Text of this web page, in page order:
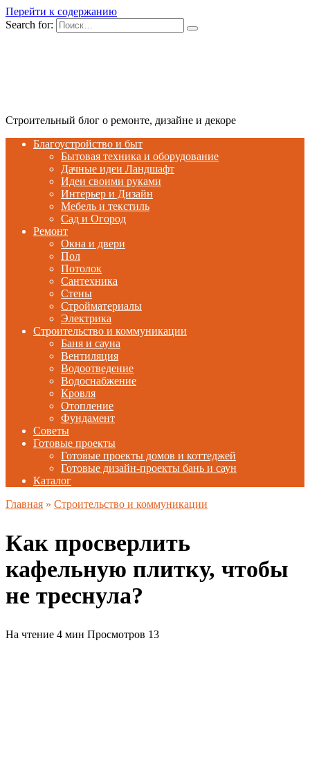
Перейти к содержанию
Search for:
Строительный блог о ремонте, дизайне и декоре
Благоустройство и быт
Бытовая техника и оборудование
Дачные идеи Ландшафт
Идеи своими руками
Интерьер и Дизайн
Мебель и текстиль
Сад и Огород
Ремонт
Окна и двери
Пол
Потолок
Сантехника
Стены
Стройматериалы
Электрика
Строительство и коммуникации
Баня и сауна
Вентиляция
Водоотведение
Водоснабжение
Кровля
Отопление
Фундамент
Советы
Готовые проекты
Готовые проекты домов и коттеджей
Готовые дизайн-проекты бань и саун
Каталог
Главная » Строительство и коммуникации
Как просверлить
кафельную плитку, чтобы
не треснула?
На чтение 4 мин Просмотров 13